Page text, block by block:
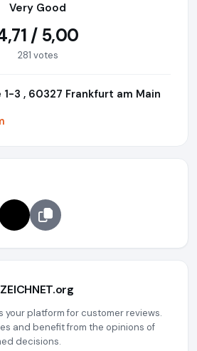
Very Good
/ 5,00
281 votes
1-3 , 60327 Frankfurt am Main
your platform for customer reviews.
and benefit from the opinions of
decisions.